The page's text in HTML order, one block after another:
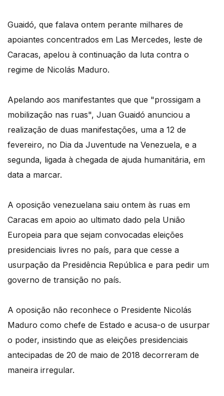
Guaidó, que falava ontem perante milhares de
apoiantes concentrados em Las Mercedes, leste de
Caracas, apelou à continuação da luta contra o
regime de Nicolás Maduro.
Apelando aos manifestantes que que "prossigam a
mobilização nas ruas", Juan Guaidó anunciou a
realização de duas manifestações, uma a 12 de
fevereiro, no Dia da Juventude na Venezuela, e a
segunda, ligada à chegada de ajuda humanitária, em
data a marcar.
A oposição venezuelana saiu ontem às ruas em
Caracas em apoio ao ultimato dado pela União
Europeia para que sejam convocadas eleições
presidenciais livres no país, para que cesse a
usurpação da Presidência República e para pedir um
governo de transição no país.
A oposição não reconhece o Presidente Nicolás
Maduro como chefe de Estado e acusa-o de usurpar
o poder, insistindo que as eleições presidenciais
antecipadas de 20 de maio de 2018 decorreram de
maneira irregular.